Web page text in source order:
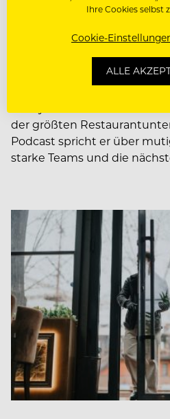
Henry
zum Gastro-
nächste Food-
der größten
Podcast spricht er über
starke Teams und die
Ihre Cookies selbst
Cookie-
ALLE